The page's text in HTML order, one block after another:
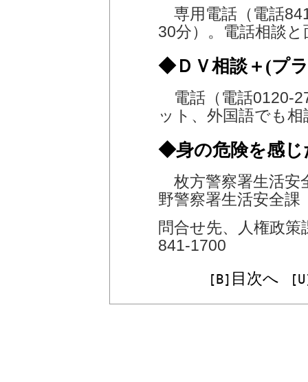
専用電話（電話
30分）。電話相談
◆ＤＶ相談＋(プ
電話（電話0120-
ット、外国語でも
◆身の危険を感じ
枚方警察署生活安
野警察署生活安全
問合せ先、人権政
841-1700
[B] 目次へ